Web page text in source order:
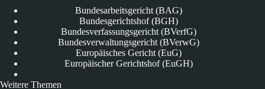
Bundesarbeitsgericht (BAG)
Bundesgerichtshof (BGH)
Bundesverfassungsgericht (BVerfG)
Bundesverwaltungsgericht (BVerwG)
Europäisches Gericht (EuG)
Europäischer Gerichtshof (EuGH)
Weitere Themen